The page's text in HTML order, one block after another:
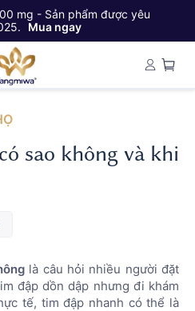
mg - Sản phẩm được yêu
Mua ngay
sao không và khi
là câu hỏi nhiều người đặt
đập dồn dập nhưng đi khám
tế, tim đập nhanh có thể là